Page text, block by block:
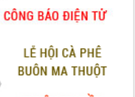
xúc
thích
đột
trong